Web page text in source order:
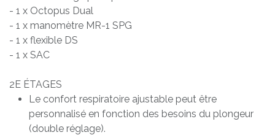
- 1 x Octopus Dual
- 1 x manomètre MR-1 SPG
- 1 x flexible DS
- 1 x SAC
2E ÉTAGES
Le confort respiratoire ajustable peut être
personnalisé en fonction des besoins du plongeur
(double réglage).